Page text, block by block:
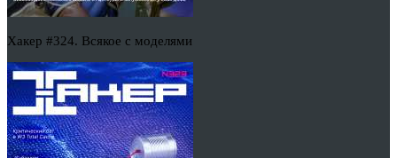
Хакер #324. Всякое с моделями